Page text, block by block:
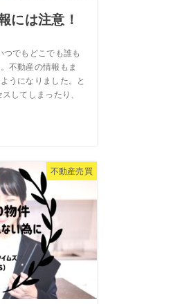
には注意！
つでもどこでも誰も
不動産の情報もま
うになりました。と
してしまったり、
不動産売買